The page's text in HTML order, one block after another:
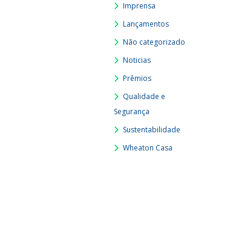
Imprensa
Lançamentos
Não categorizado
Noticias
Prêmios
Qualidade e
Segurança
Sustentabilidade
Wheaton Casa